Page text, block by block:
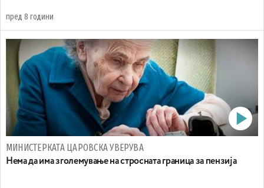
пред 8 години
МИНИСТЕРКАТА ЦАРОВСКА УВЕРУВА
Нема да има зголемување на стросната граница за пензија